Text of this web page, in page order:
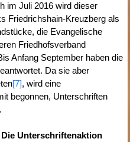
im Juli 2016 wird dieser
Friedrichshain-Kreuzberg als
die Evangelische
Friedhofsverband
Anfang September haben die
Da sie aber
[7], wird eine
begonnen, Unterschriften
Unterschriftenaktion